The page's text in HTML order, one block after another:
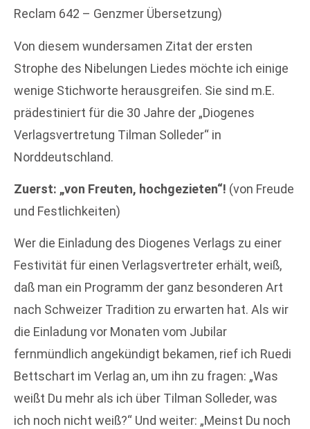
Reclam 642 – Genzmer Übersetzung)
Von diesem wundersamen Zitat der ersten
Strophe des Nibelungen Liedes möchte ich einige
wenige Stichworte herausgreifen. Sie sind m.E.
prädestiniert für die 30 Jahre der „Diogenes
Verlagsvertretung Tilman Solleder“ in
Norddeutschland.
Zuerst: „von Freuten, hochgezieten“! (von Freude
und Festlichkeiten)
Wer die Einladung des Diogenes Verlags zu einer
Festivität für einen Verlagsvertreter erhält, weiß,
daß man ein Programm der ganz besonderen Art
nach Schweizer Tradition zu erwarten hat. Als wir
die Einladung vor Monaten vom Jubilar
fernmündlich angekündigt bekamen, rief ich Ruedi
Bettschart im Verlag an, um ihn zu fragen: „Was
weißt Du mehr als ich über Tilman Solleder, was
ich noch nicht weiß?“ Und weiter: „Meinst Du noch